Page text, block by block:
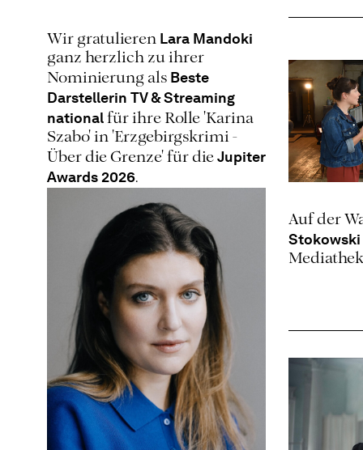
Wir gratulieren Lara Mandoki
ganz herzlich zu ihrer
Nominierung als Beste
Darstellerin TV & Streaming
national für ihre Rolle 'Karina
Szabo' in 'Erzgebirgskrimi -
Über die Grenze' für die Jupiter
Awards 2026.
Auf der
Stokowski